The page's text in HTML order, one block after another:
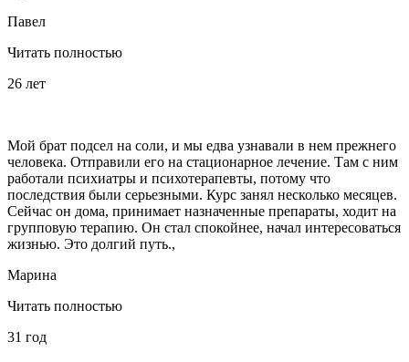
Павел
Читать полностью
26 лет
Мой брат подсел на соли, и мы едва узнавали в нем прежнего
человека. Отправили его на стационарное лечение. Там с ним
работали психиатры и психотерапевты, потому что
последствия были серьезными. Курс занял несколько месяцев.
Сейчас он дома, принимает назначенные препараты, ходит на
групповую терапию. Он стал спокойнее, начал интересоваться
жизнью. Это долгий путь.,
Марина
Читать полностью
31 год